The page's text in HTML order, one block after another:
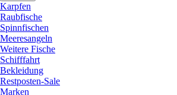
Karpfen
Raubfische
Spinnfischen
Meeresangeln
Weitere Fische
Schifffahrt
Bekleidung
Restposten-Sale
Marken